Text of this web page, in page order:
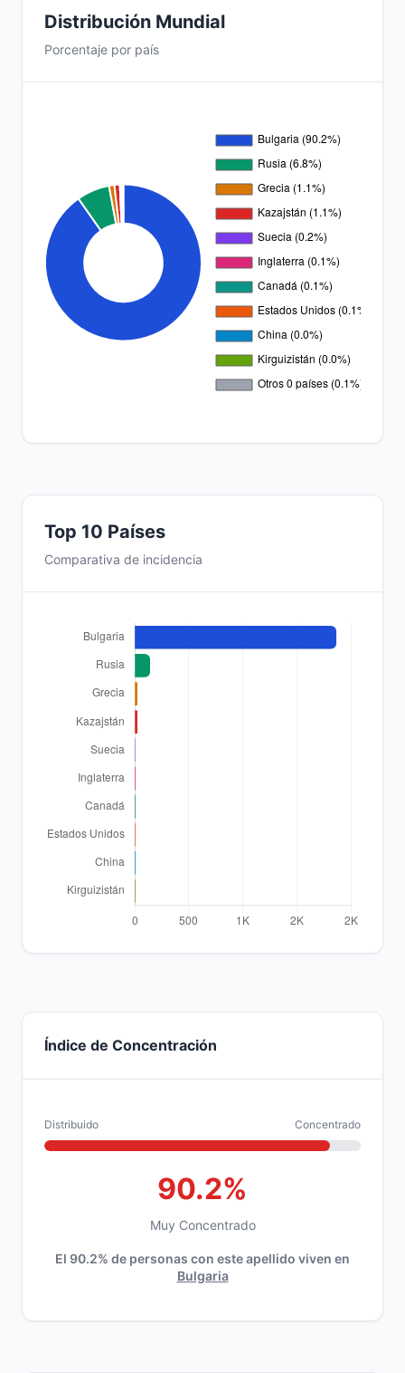
Distribución Mundial
Porcentaje por país
Top 10 Países
Comparativa de incidencia
Índice de Concentración
Distribuido Concentrado
90.2%
Muy Concentrado
El 90.2% de personas con este apellido viven en
Bulgaria